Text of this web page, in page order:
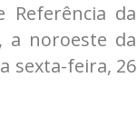
Referência da
a noroeste da
sexta-feira, 26